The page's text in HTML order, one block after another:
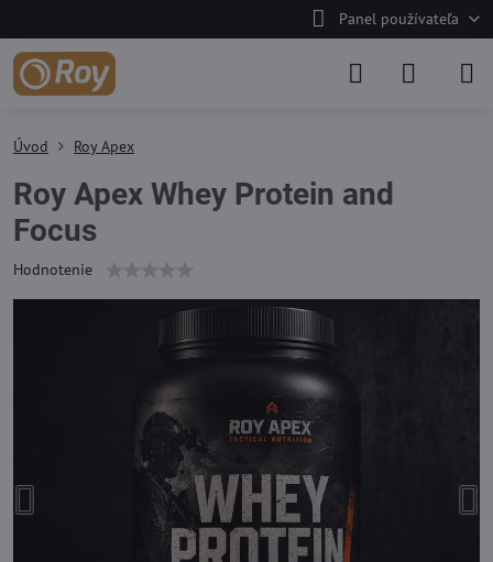
Panel používateľa
Úvod Roy Apex
Roy Apex Whey Protein and
Focus
Hodnotenie